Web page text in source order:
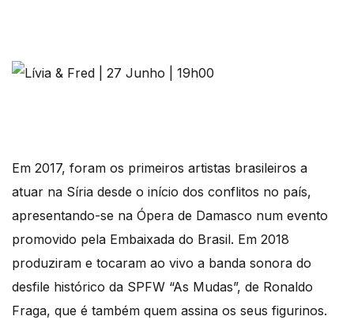
Em 2017, foram os primeiros artistas brasileiros a
atuar na Síria desde o início dos conflitos no país,
apresentando-se na Ópera de Damasco num evento
promovido pela Embaixada do Brasil. Em 2018
produziram e tocaram ao vivo a banda sonora do
desfile histórico da SPFW “As Mudas”, de Ronaldo
Fraga, que é também quem assina os seus figurinos.